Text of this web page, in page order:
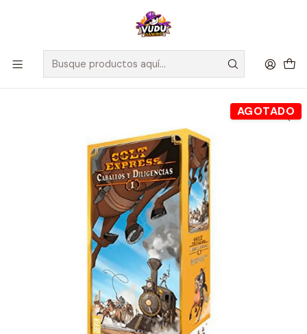
🚀 ¡Despachamos a todo Chile! Envío GRATIS a Regiones sobre
$100.000 y a RM sobre $35.000
Inicio Juegos de Mesa Editorial Devir
Colt Express: Caballos y Diligencias - Español
AGOTADO